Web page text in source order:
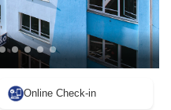
Online Check-in